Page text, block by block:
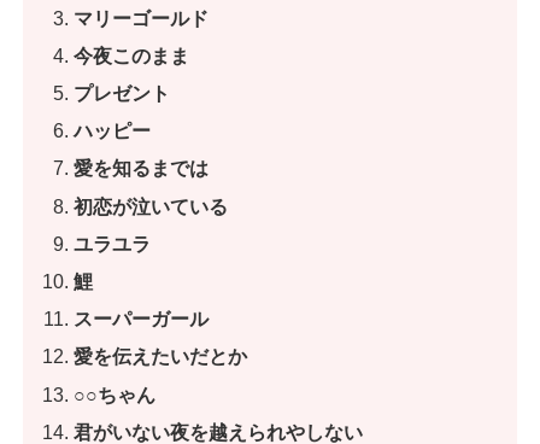
マリーゴールド
今夜このまま
プレゼント
ハッピー
愛を知るまでは
初恋が泣いている
ユラユラ
鯉
スーパーガール
愛を伝えたいだとか
○○ちゃん
君がいない夜を越えられやしない